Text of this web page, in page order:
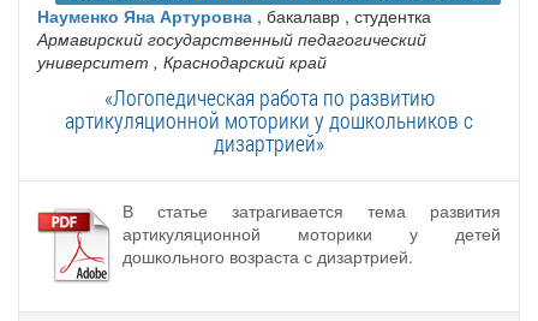
Науменко Яна Артуровна , бакалавр , студентка
Армавирский государственный педагогический
университет , Краснодарский край
«Логопедическая работа по развитию
артикуляционной моторики у дошкольников с
дизартрией»
В статье затрагивается тема развития
артикуляционной моторики у детей
дошкольного возраста с дизартрией.